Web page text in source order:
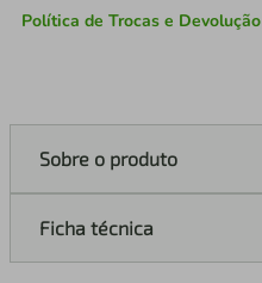
Política de Trocas e Devolução
Sobre o produto
Ficha técnica